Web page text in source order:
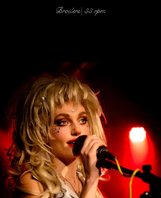
Broilers| 33 rpm